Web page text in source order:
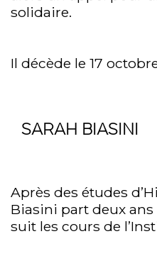
solidaire.
Il décède le 17
SARAH BIASINI
Après des études
Biasini part deux ans
suit les cours de